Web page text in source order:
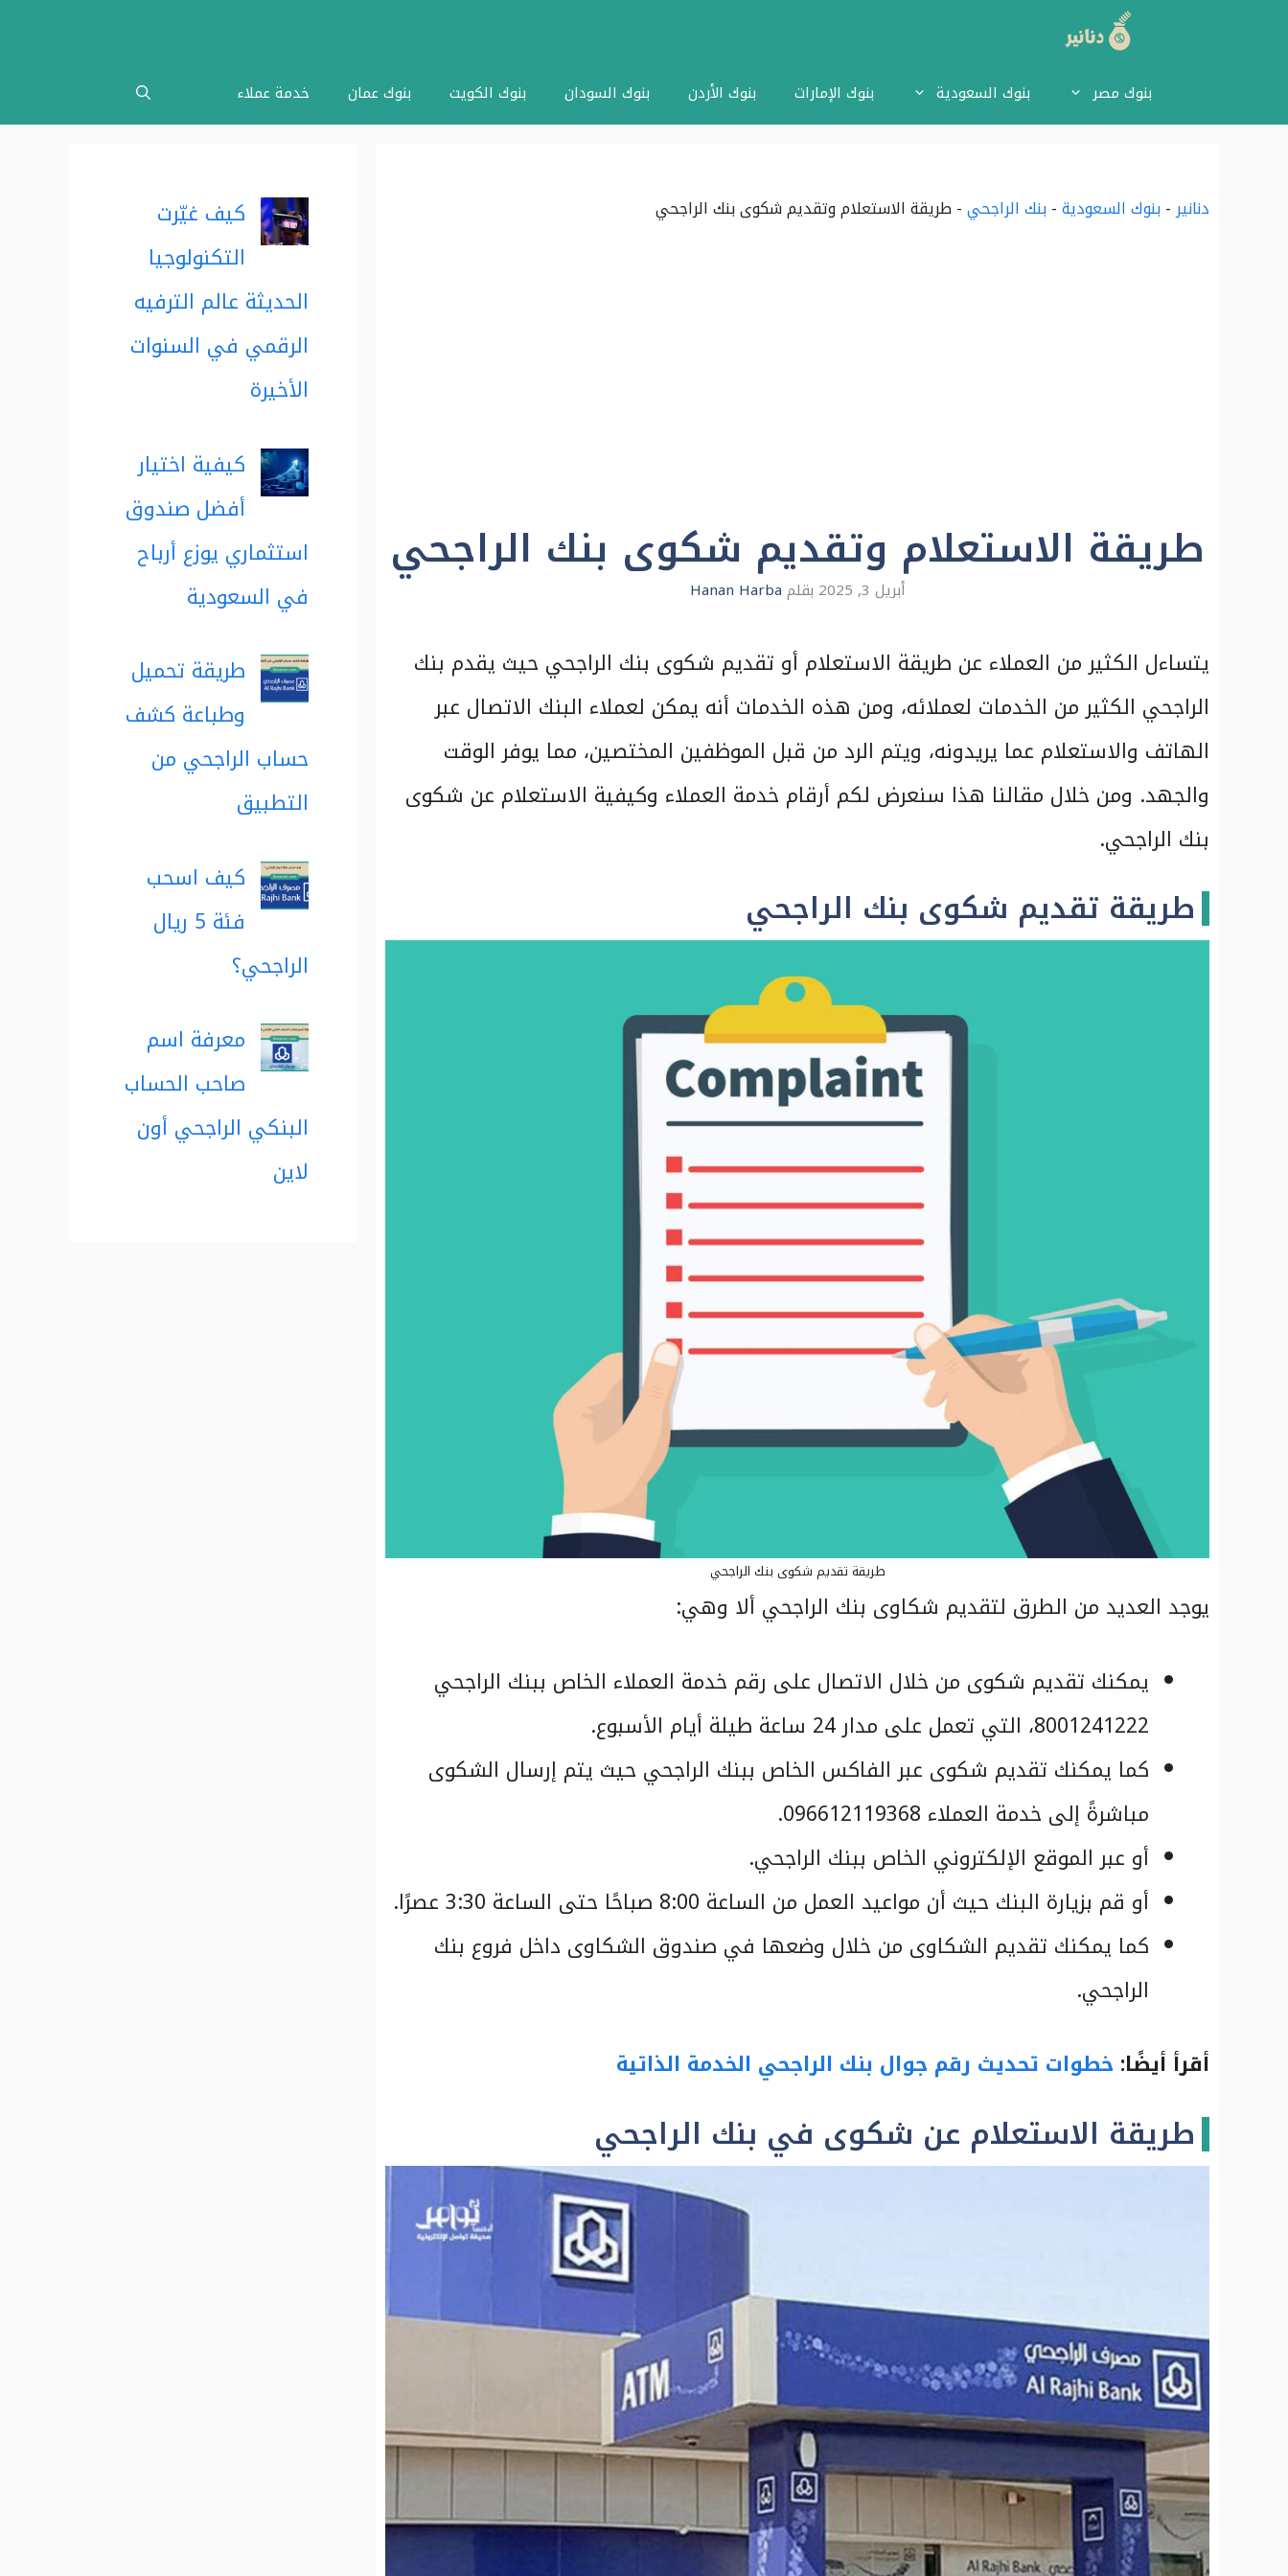
بنوك مصر بنوك السعودية بنوك الإمارات بنوك الأردن بنوك السودان بنوك الكويت بنوك عمان خدمة عملاء
دنانير-بنوك السعودية-بنك الراجحي- طريقة الاستعلام وتقديم شكوى بنك الراجحي
طريقة الاستعلام وتقديم شكوى بنك الراجحي
أبريل 3, 2025 بقلم Hanan Harba
يتساءل الكثير من العملاء عن طريقة الاستعلام أو تقديم شكوى بنك الراجحي حيث يقدم بنك
الراجحي الكثير من الخدمات لعملائه، ومن هذه الخدمات أنه يمكن لعملاء البنك الاتصال عبر
الهاتف والاستعلام عما يريدونه، ويتم الرد من قبل الموظفين المختصين، مما يوفر الوقت
والجهد. ومن خلال مقالنا هذا سنعرض لكم أرقام خدمة العملاء وكيفية الاستعلام عن شكوى
بنك الراجحي.
طريقة تقديم شكوى بنك الراجحي
طريقة تقديم شكوى بنك الراجحي
يوجد العديد من الطرق لتقديم شكاوى بنك الراجحي ألا وهي:
يمكنك تقديم شكوى من خلال الاتصال على رقم خدمة العملاء الخاص ببنك الراجحي
8001241222، التي تعمل على مدار 24 ساعة طيلة أيام الأسبوع.
كما يمكنك تقديم شكوى عبر الفاكس الخاص ببنك الراجحي حيث يتم إرسال الشكوى
مباشرةً إلى خدمة العملاء 096612119368.
أو عبر الموقع الإلكتروني الخاص ببنك الراجحي.
أو قم بزيارة البنك حيث أن مواعيد العمل من الساعة 8:00 صباحًا حتى الساعة 3:30 عصرًا.
كما يمكنك تقديم الشكاوى من خلال وضعها في صندوق الشكاوى داخل فروع بنك
الراجحي.
أقرأ أيضًا: خطوات تحديث رقم جوال بنك الراجحي الخدمة الذاتية
طريقة الاستعلام عن شكوى في بنك الراجحي
كيف غيّرت
التكنولوجيا
الحديثة عالم الترفيه
الرقمي في السنوات
الأخيرة
كيفية اختيار
أفضل صندوق
استثماري يوزع أرباح
في السعودية
طريقة تحميل
وطباعة كشف
حساب الراجحي من
التطبيق
كيف اسحب
فئة 5 ريال
الراجحي؟
معرفة اسم
صاحب الحساب
البنكي الراجحي أون
لاين